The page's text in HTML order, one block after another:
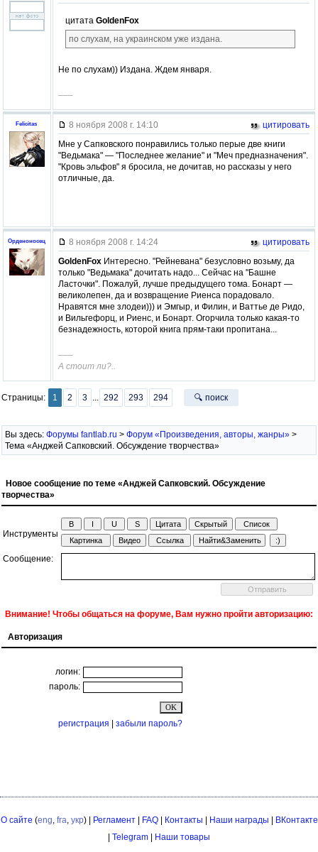
цитата GoldenFox
по слухам, на украинском уже издана.
Не по слухам)) Издана. Ждем января.
–––
Felicitas 8 ноября 2008 г. 14:10
цитировать
Мне у Сапковского понравились только перые две книги
"Ведьмака" — "Последнее желание" и "Меч предназначения".
"Кровь эльфов" я бросила, не дочитав, но рассказы у него
отличные, да.
Орденоносец 8 ноября 2008 г. 14:24
цитировать
GoldenFox Интересно. "Рейневана" безусловно возьму, да
только "Ведьмака" дочитать надо... Сейчас на "Башне
Ласточки". Пожалуй, лучше предыдущего тома. Бонарт —
великолепен, да и возвращение Риенса порадовало.
Нравятся мне злодеи))) и Эмгыр, и Филин, и Ваттье де Ридо,
и Вильгефорц, и Риенс, и Бонарт. Огорчила только какая-то
безнадежность, которой книга прям-таки пропитана...
–––
А стоит ли?..
Страницы: 1 2 3 ... 292 293 294 🔍 поиск
Вы здесь: Форумы fantlab.ru > Форум «Произведения, авторы, жанры» >
Тема «Анджей Сапковский. Обсуждение творчества»
Новое сообщение по теме «Анджей Сапковский. Обсуждение
творчества»
Инструменты
Сообщение:
Внимание! Чтобы общаться на форуме, Вам нужно пройти авторизацию:
Авторизация
логин:
пароль:
регистрация | забыли пароль?
О сайте (eng, fra, укр) | Регламент| FAQ| Контакты | Наши награды | ВКонтакте
| Telegram | Наши товары